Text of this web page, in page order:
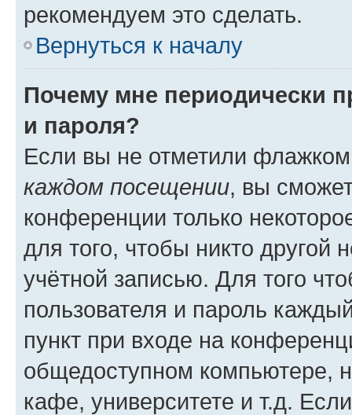
рекомендуем это сделать.
Вернуться к началу
Почему мне периодически
и пароля?
Если вы не отметили
каждом посещении, вы
конференции только
для того, чтобы никто другой
учётной записью. Для того
пользователя и пароль
пункт при входе на
общедоступном компьютере,
кафе, университете и т.д.